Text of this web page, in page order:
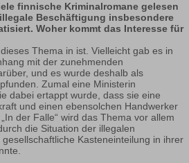
finnische Kriminalromane gelesen
Beschäftigung insbesondere
Woher kommt das Interesse für
Thema in ist. Vielleicht gab es in
mit der zunehmenden
und es wurde deshalb als
Zumal eine Ministerin
dabei ertappt wurde, dass sie eine
und einen ebensolchen Handwerker
der Falle“ wird das Thema vor allem
die Situation der illegalen
Kasteneinteilung in ihrer